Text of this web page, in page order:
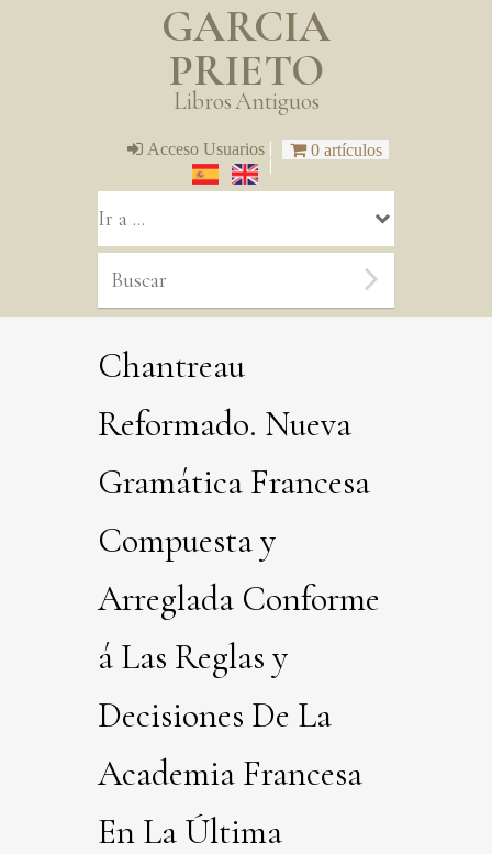
GARCIA
PRIETO
Libros Antiguos
0 artículos
Acceso Usuarios |
|
Chantreau
Reformado. Nueva
Gramática Francesa
Compuesta y
Arreglada Conforme
á Las Reglas y
Decisiones De La
Academia Francesa
En La Última